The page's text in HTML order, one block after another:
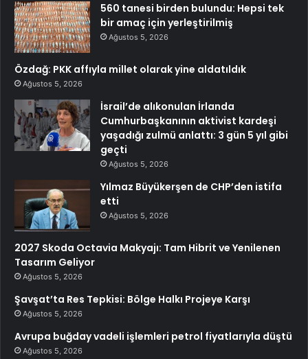
560 tanesi birden bulundu: Hepsi tek
bir amaç için yerleştirilmiş
Ağustos 5, 2026
Özdağ: PKK affıyla millet olarak yine aldatıldık
Ağustos 5, 2026
İsrail’de alıkonulan İrlanda
Cumhurbaşkanının aktivist kardeşi
yaşadığı zulmü anlattı: 3 gün 5 yıl gibi
geçti
Ağustos 5, 2026
Yılmaz Büyükerşen de CHP’den istifa
etti
Ağustos 5, 2026
2027 Skoda Octavia Makyajı: Tam Hibrit ve Yenilenen
Tasarım Geliyor
Ağustos 5, 2026
Şavşat’ta Res Tepkisi: Bölge Halkı Projeye Karşı
Ağustos 5, 2026
Avrupa buğday vadeli işlemleri petrol fiyatlarıyla düştü
Ağustos 5, 2026